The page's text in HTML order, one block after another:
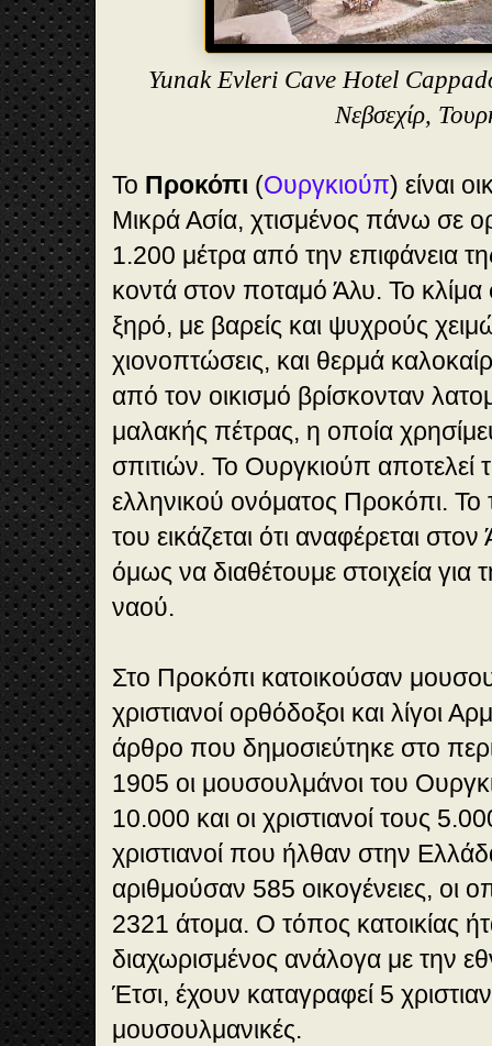
Yunak Evleri Cave Hotel
Νεβσεχίρ,
Το Προκόπι (Ουργκιούπ) είναι
Μικρά Ασία, χτισμένος πάνω σε
1.200 μέτρα από την επιφάνεια
κοντά στον ποταμό Άλυ. Το κλίμα
ξηρό, με βαρείς και ψυχρούς
χιονοπτώσεις, και θερμά
από τον οικισμό βρίσκονταν
μαλακής πέτρας, η οποία
σπιτιών. Το Ουργκιούπ αποτελεί
ελληνικού ονόματος Προκόπι. Το
του εικάζεται ότι αναφέρεται
όμως να διαθέτουμε στοιχεία
ναού.
Στο Προκόπι κατοικούσαν
χριστιανοί ορθόδοξοι και λίγοι
άρθρο που δημοσιεύτηκε στο
1905 οι μουσουλμάνοι του
10.000 και οι χριστιανοί τους
χριστιανοί που ήλθαν στην
αριθμούσαν 585 οικογένειες, οι
2321 άτομα. Ο τόπος κατοικίας
διαχωρισμένος ανάλογα με την
Έτσι, έχουν καταγραφεί 5
μουσουλμανικές.